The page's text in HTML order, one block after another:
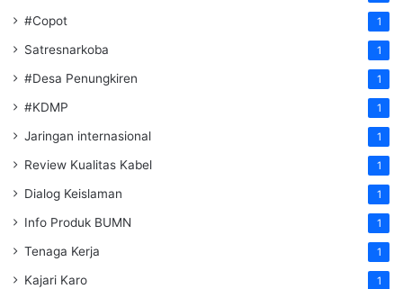
#Copot 1
Satresnarkoba 1
#Desa Penungkiren 1
#KDMP 1
Jaringan internasional 1
Review Kualitas Kabel 1
Dialog Keislaman 1
Info Produk BUMN 1
Tenaga Kerja 1
Kajari Karo 1